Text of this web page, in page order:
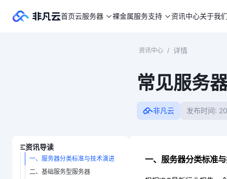
首页云服务器 裸金属服务支持 资讯中心关于我
资讯中心 / 详情
常见服务
非凡云 发布时间:
资讯导读
一、服务器分类标准与技术演进
二、基础服务型服务器
一、服务器分类标准